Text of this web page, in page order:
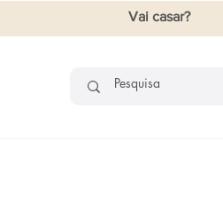
Vai casar?